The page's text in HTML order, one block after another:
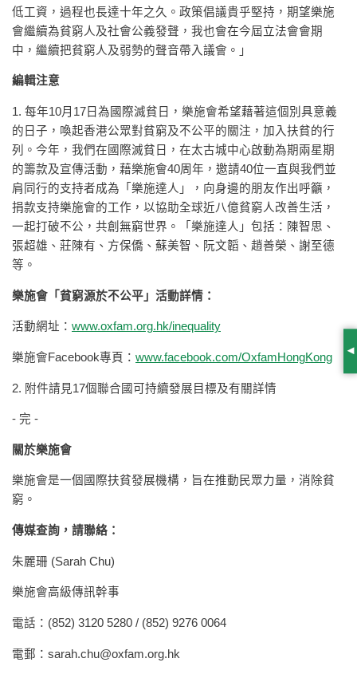
低工資，過程也長達十年之久。政策倡議貴乎堅持，期望樂施
會繼續為貧窮人及社會公義發聲，我也會在今屆立法會會期
中，繼續把貧窮人及弱勢的聲音帶入議會。」
編輯注意
1. 每年10月17日為國際滅貧日，樂施會希望藉著這個別具意義
的日子，喚起香港公眾對貧窮及不公平的關注，加入扶貧的行
列。今年，我們在國際滅貧日，在太古城中心啟動為期兩星期
的籌款及宣傳活動，藉樂施會40周年，邀請40位一直與我們並
肩同行的支持者成為「樂施達人」，向身邊的朋友作出呼籲，
捐款支持樂施會的工作，以協助全球近八億貧窮人改善生活，
一起打破不公，共創無窮世界。「樂施達人」包括：陳智思、
張超雄、莊陳有、方保僑、蘇美智、阮文韜、趙善榮、謝至德
等。
樂施會「貧窮源於不公平」活動詳情：
活動網址： www.oxfam.org.hk/inequality
樂施會Facebook專頁： www.facebook.com/OxfamHongKong
2. 附件請見17個聯合國可持續發展目標及有關詳情
- 完 -
關於樂施會
樂施會是一個國際扶貧發展機構，旨在推動民眾力量，消除貧
窮。
傳媒查詢，請聯絡：
朱麗珊 (Sarah Chu)
樂施會高級傳訊幹事
電話：(852) 3120 5280 / (852) 9276 0064
電郵： sarah.chu@oxfam.org.hk